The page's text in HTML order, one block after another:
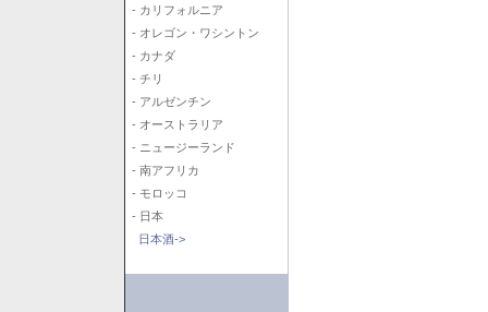
- カリフォルニア
- オレゴン・ワシントン
- カナダ
- チリ
- アルゼンチン
- オーストラリア
- ニュージーランド
- 南アフリカ
- モロッコ
- 日本
日本酒->